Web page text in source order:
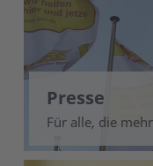
Presse
Für alle, die